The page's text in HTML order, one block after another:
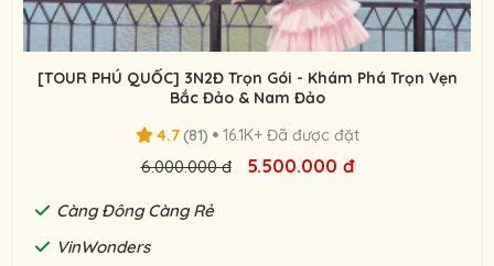
[TOUR PHÚ QUỐC] 3N2Đ Trọn Gói - Khám Phá Trọn Vẹn
Bắc Đảo & Nam Đảo
4.7(81) 16.1K+ Đã được đặt
6.000.000 đ 5.500.000 đ
Càng Đông Càng Rẻ
VinWonders